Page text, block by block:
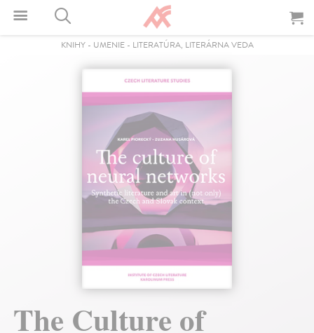
KNIHY- UMENIE- LITERATÚRA, LITERÁRNA VEDA
The Culture of